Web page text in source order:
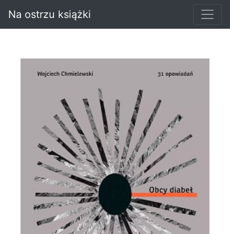
Na ostrzu książki